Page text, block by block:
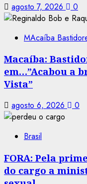
agosto 7, 2026 0
MAcaíba
Macaíba:
em…”Acabou a
Vista”
agosto 6, 2026 0
Brasil
FORA: Pela
do cargo a